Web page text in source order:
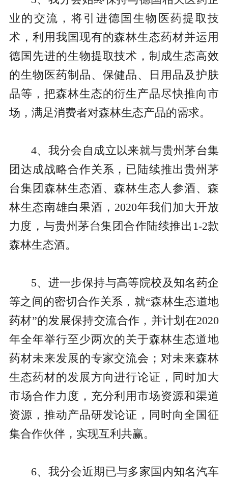
业的交流，将引进德国生物医药提取技
术，利用我国现有的森林生态药材并运用
德国先进的生物提取技术，制成生态高效
的生物医药制品、保健品、日用品及护肤
品等，把森林生态的衍生产品尽快推向市
场，满足消费者对森林生态产品的需求。
4、我分会自成立以来就与贵州茅台集
团达成战略合作关系，已陆续推出贵州茅
台集团森林生态酒、森林生态人参酒、森
林生态南雄白果酒，2020年我们加大开放
力度，与贵州茅台集团合作陆续推出1-2款
森林生态酒。
5、进一步保持与高等院校及知名药企
等之间的密切合作关系，就“森林生态道地
药材”的发展保持交流合作，并计划在2020
年全年举行至少两次的关于森林生态道地
药材未来发展的专家交流会；对未来森林
生态药材的发展方向进行论证，同时加大
市场合作力度，充分利用市场资源和渠道
资源，推动产品研发论证，同时向全国征
集合作伙伴，实现互利共赢。
6、我分会近期已与多家国内知名汽车